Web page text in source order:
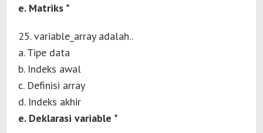
e. Matriks *
25. variable_array adalah..
a. Tipe data
b. Indeks awal
c. Definisi array
d. Indeks akhir
e. Deklarasi variable *